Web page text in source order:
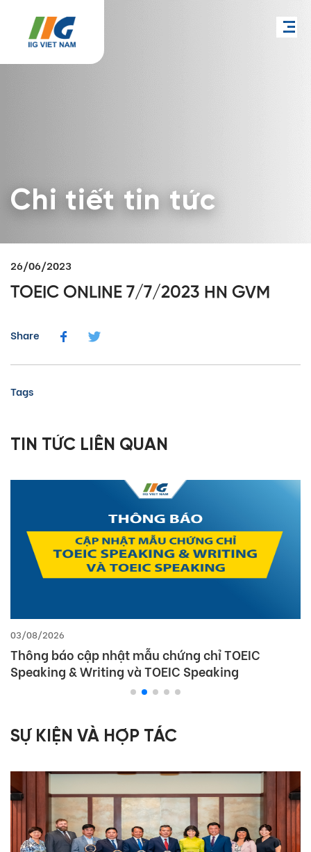
Chi tiết tin tức
26/06/2023
TOEIC ONLINE 7/7/2023 HN GVM
Share
Tags
TIN TỨC LIÊN QUAN
03/08/2026
Thông báo cập nhật mẫu chứng chỉ TOEIC
Speaking & Writing và TOEIC Speaking
SỰ KIỆN VÀ HỢP TÁC